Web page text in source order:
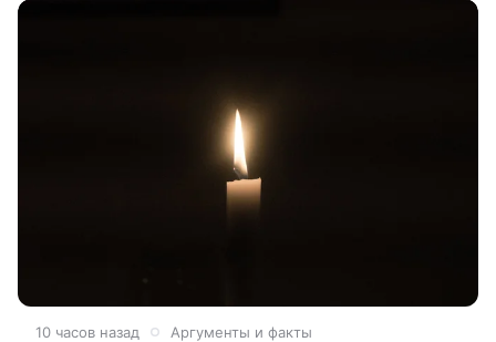
10 часов назад Аргументы и факты